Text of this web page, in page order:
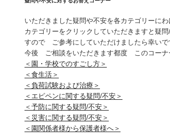
いただきました疑問や不安を各カテゴリーに
カテゴリーをクリックしていただきますと疑
すので ご参考にしていただけましたら幸いで
今後 ご相談をいただきます都度 このコーナ
＜園・学校でのすごし方＞
＜食生活＞
＜負荷試験および治療＞
＜エピペンに関する疑問/不安＞
＜予防に関する疑問/不安＞
＜災害に関する疑問/不安＞
＜園関係者様から保護者様へ＞